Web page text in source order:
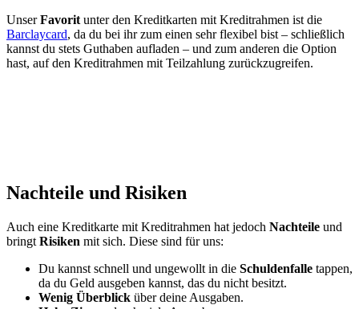
UnserFavorit unter den Kreditkarten mit Kreditrahmen ist die
Barclaycard, da du bei ihr zum einen sehr flexibel bist – schließlich
kannst du stets Guthaben aufladen – und zum anderen die Option
hast, auf den Kreditrahmen mit Teilzahlung zurückzugreifen.
Nachteile und Risiken
Auch eine Kreditkarte mit Kreditrahmen hat jedoch Nachteile und
bringt Risiken mit sich. Diese sind für uns:
Du kannst schnell und ungewollt in die Schuldenfalle tappen,
da du Geld ausgeben kannst, das du nicht besitzt.
Wenig Überblick über deine Ausgaben.